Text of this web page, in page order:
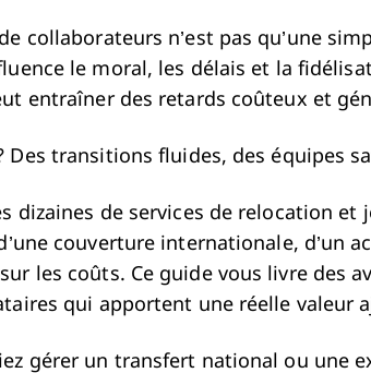
collaborateurs n’est pas qu’une
le moral, les délais et la
entraîner des retards coûteux et
Des transitions fluides, des équipes
dizaines de services de relocation
d’une couverture internationale, d’un
les coûts. Ce guide vous livre des
qui apportent une réelle valeur
gérer un transfert national ou une